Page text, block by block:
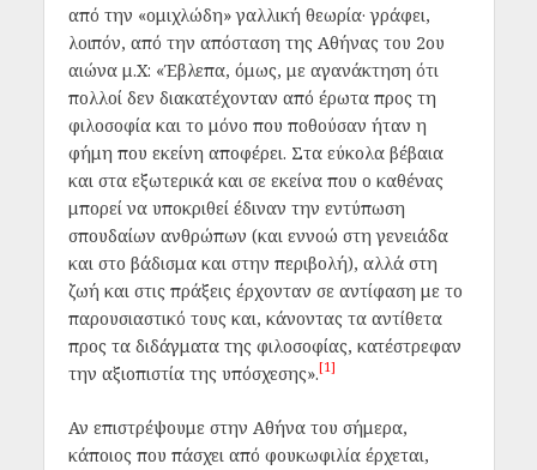
από την «ομιχλώδη» γαλλική θεωρία· γράφει,
λοιπόν, από την απόσταση της Αθήνας του 2ου
αιώνα μ.Χ: «Έβλεπα, όμως, με αγανάκτηση ότι
πολλοί δεν διακατέχονταν από έρωτα προς τη
φιλοσοφία και το μόνο που ποθούσαν ήταν η
φήμη που εκείνη αποφέρει. Στα εύκολα βέβαια
και στα εξωτερικά και σε εκείνα που ο καθένας
μπορεί να υποκριθεί έδιναν την εντύπωση
σπουδαίων ανθρώπων (και εννοώ στη γενειάδα
και στο βάδισμα και στην περιβολή), αλλά στη
ζωή και στις πράξεις έρχονταν σε αντίφαση με το
παρουσιαστικό τους και, κάνοντας τα αντίθετα
προς τα διδάγματα της φιλοσοφίας, κατέστρεφαν
την αξιοπιστία της υπόσχεσης».[1]
Αν επιστρέψουμε στην Αθήνα του σήμερα,
κάποιος που πάσχει από φουκωφιλία έρχεται,